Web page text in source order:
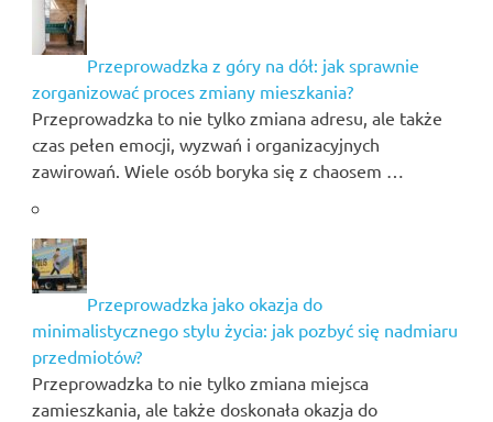
Przeprowadzka z góry na dół: jak sprawnie
zorganizować proces zmiany mieszkania?
Przeprowadzka to nie tylko zmiana adresu, ale także
czas pełen emocji, wyzwań i organizacyjnych
zawirowań. Wiele osób boryka się z chaosem …
Przeprowadzka jako okazja do
minimalistycznego stylu życia: jak pozbyć się nadmiaru
przedmiotów?
Przeprowadzka to nie tylko zmiana miejsca
zamieszkania, ale także doskonała okazja do